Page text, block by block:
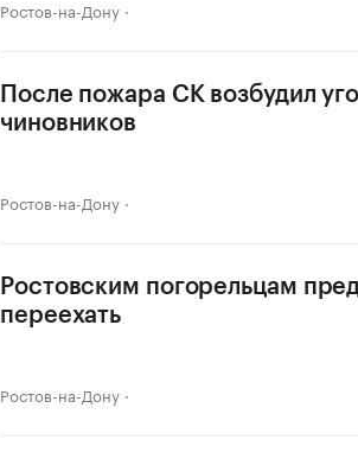
Ростов-на-Дону
После пожара СК возбудил
чиновников
Ростов-на-Дону
Ростовским погорельцам
переехать
Ростов-на-Дону